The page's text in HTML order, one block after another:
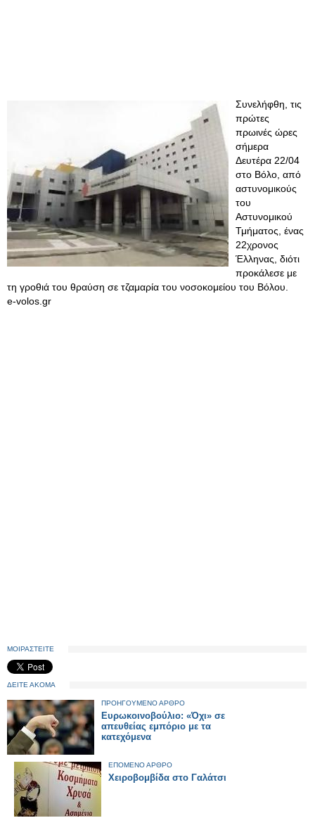
Συνελήφθη, τις
πρώτες
πρωινές ώρες
σήμερα
Δευτέρα 22/04
στο Βόλο, από
αστυνομικούς
του
Αστυνομικού
Τμήματος, ένας
22χρονος
Έλληνας, διότι
προκάλεσε με
τη γροθιά του θραύση σε τζαμαρία του νοσοκομείου του Βόλου.
e-volos.gr
ΜΟΙΡΑΣΤΕΙΤΕ
ΔΕΙΤΕ ΑΚΟΜΑ
ΠΡΟΗΓΟΥΜΕΝΟ ΑΡΘΡΟ
Ευρωκοινοβούλιο: «Όχι» σε
απευθείας εμπόριο με τα
κατεχόμενα
ΕΠΟΜΕΝΟ ΑΡΘΡΟ
Χειροβομβίδα στο Γαλάτσι